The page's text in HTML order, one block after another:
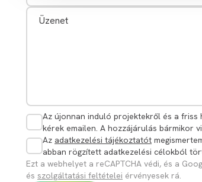
Az újonnan induló projektekről és a
kérek emailen. A hozzájárulás bármikor
Az adatkezelési tájékoztatót
abban rögzített adatkezelési célokból
Ezt a webhelyet a reCAPTCHA védi, és a
és szolgáltatási feltételei érvényesek rá.